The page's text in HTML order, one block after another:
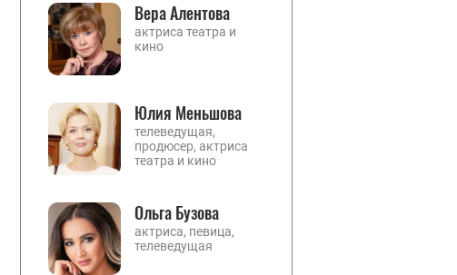
Вера Алентова
актриса театра и
кино
Юлия Меньшова
телеведущая,
продюсер, актриса
театра и кино
Ольга Бузова
актриса, певица,
телеведущая